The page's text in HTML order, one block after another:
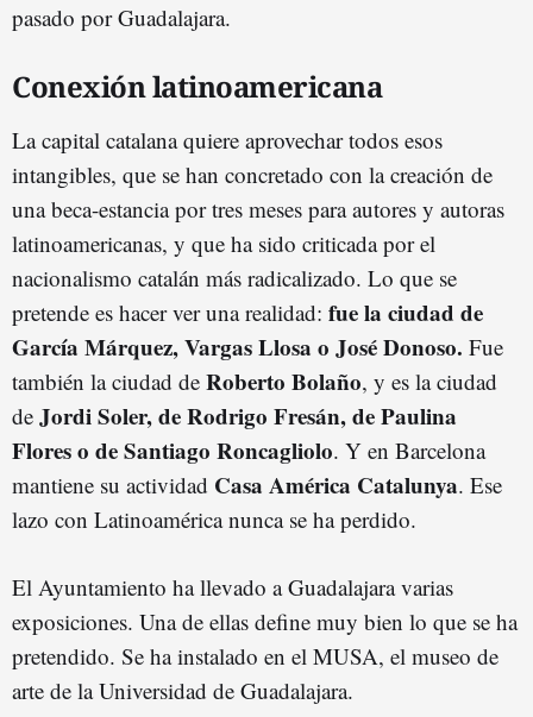
pasado por Guadalajara.
Conexión latinoamericana
La capital catalana quiere aprovechar todos esos
intangibles, que se han concretado con la creación de
una beca-estancia por tres meses para autores y autoras
latinoamericanas, y que ha sido criticada por el
nacionalismo catalán más radicalizado. Lo que se
pretende es hacer ver una realidad: fue la ciudad de
García Márquez, Vargas Llosa o José Donoso. Fue
también la ciudad de Roberto Bolaño, y es la ciudad
de Jordi Soler, de Rodrigo Fresán, de Paulina
Flores o de Santiago Roncagliolo. Y en Barcelona
mantiene su actividad Casa América Catalunya. Ese
lazo con Latinoamérica nunca se ha perdido.
El Ayuntamiento ha llevado a Guadalajara varias
exposiciones. Una de ellas define muy bien lo que se ha
pretendido. Se ha instalado en el MUSA, el museo de
arte de la Universidad de Guadalajara.